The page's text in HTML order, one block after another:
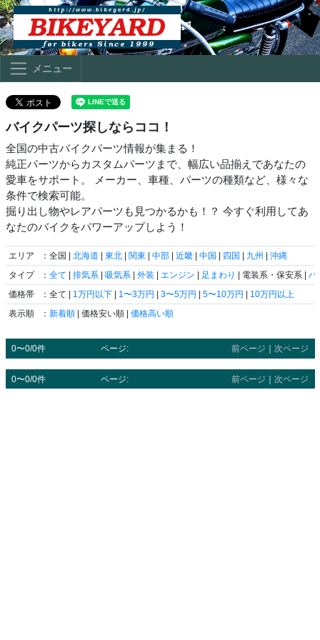
メニュー
バイクパーツ探しならココ！
全国の中古バイクパーツ情報が集まる！
純正パーツからカスタムパーツまで、幅広い品揃えであなたの
愛車をサポート。 メーカー、車種、パーツの種類など、様々な
条件で検索可能。
掘り出し物やレアパーツも見つかるかも！？ 今すぐ利用してあ
なたのバイクをパワーアップしよう！
エリア ：全国 | 北海道 | 東北 | 関東 | 中部 | 近畿 | 中国 | 四国 | 九州 | 沖縄
タイプ
： 全て | 排気系 | 吸気系 | 外装 | エンジン | 足まわり | 電装系・保安系 | ハ
価格帯
：全て | 1万円以下 | 1〜3万円 | 3〜5万円 | 5〜10万円 | 10万円以上
表示順
： 新着順 | 価格安い順 | 価格高い順
0〜0/0件 ページ: 前ページ 次ページ
0〜0/0件 ページ: 前ページ ｜ 次ページ